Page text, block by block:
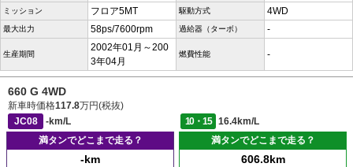
ミッション フロア5MT 駆動方式 4WD
最大出力 58ps/7600rpm 過給器（ターボ） -
生産期間
2002年01月～200
3年04月
燃費性能 -
660 G 4WD
新車時価格117.8万円(税抜)
JC08
-km/L 10・15
16.4km/L
満タンでどこまで走る？
-km
満タンでどこまで走る？
606.8km